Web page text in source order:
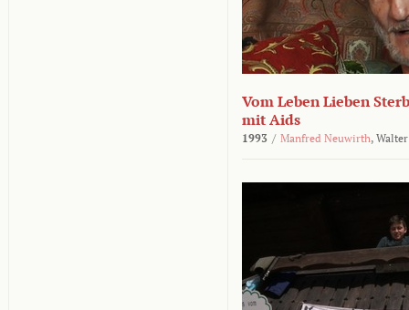
Vom Leben Lieben
mit Aids
1993 / Manfred Neuwirth,